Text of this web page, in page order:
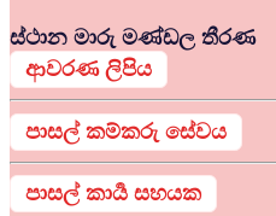
ස්ථාන මාරු මණ්ඩල තීරණ
ආවරණ ලිපිය
පාසල් කම්කරු සේවය
පාසල් කාර්‍ය සහයක